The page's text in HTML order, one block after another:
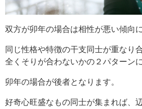
双方が卯年の場合は相性が悪い傾向
同じ性格や特徴の干支同士が重なり
全くそりが合わないかの２パターン
卯年の場合が後者となります。
好奇心旺盛なもの同士が集まれば、